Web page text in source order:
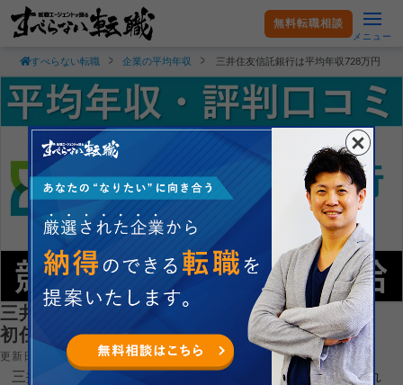
無料転職相談
メニュー
すべらない転職 企業の平均年収 三井住友信託銀行は平均年収728万円｜
三井住友信託銀行は平均年収728万円｜新卒
初任給・ボーナスも紹介！
更新日：2025.01.29
三井住友信託銀行株式会社の平均年収や新卒初任給がどれ